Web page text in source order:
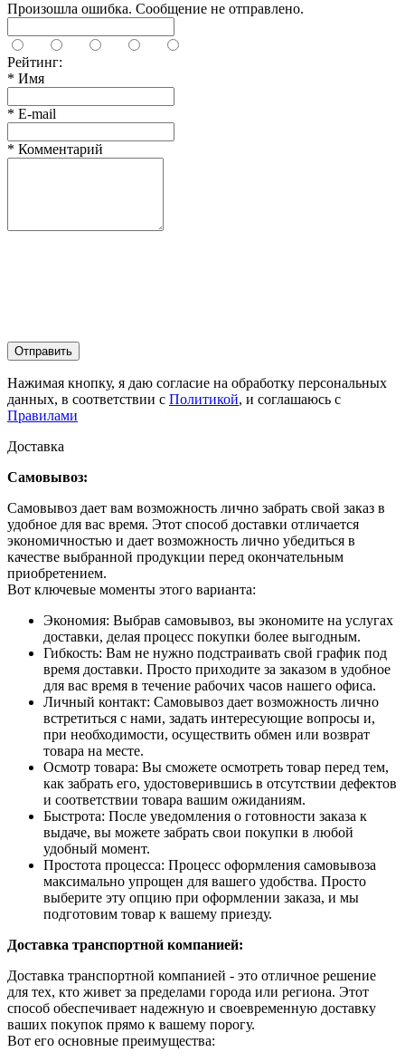
Произошла ошибка. Сообщение не отправлено.
Рейтинг:
* Имя
* E-mail
* Комментарий
Отправить
Нажимая кнопку, я даю согласие на обработку персональных
данных, в соответствии с Политикой, и соглашаюсь с
Правилами
Доставка
Самовывоз:
Самовывоз дает вам возможность лично забрать свой заказ в
удобное для вас время. Этот способ доставки отличается
экономичностью и дает возможность лично убедиться в
качестве выбранной продукции перед окончательным
приобретением.
Вот ключевые моменты этого варианта:
Экономия: Выбрав самовывоз, вы экономите на услугах
доставки, делая процесс покупки более выгодным.
Гибкость: Вам не нужно подстраивать свой график под
время доставки. Просто приходите за заказом в удобное
для вас время в течение рабочих часов нашего офиса.
Личный контакт: Самовывоз дает возможность лично
встретиться с нами, задать интересующие вопросы и,
при необходимости, осуществить обмен или возврат
товара на месте.
Осмотр товара: Вы сможете осмотреть товар перед тем,
как забрать его, удостоверившись в отсутствии дефектов
и соответствии товара вашим ожиданиям.
Быстрота: После уведомления о готовности заказа к
выдаче, вы можете забрать свои покупки в любой
удобный момент.
Простота процесса: Процесс оформления самовывоза
максимально упрощен для вашего удобства. Просто
выберите эту опцию при оформлении заказа, и мы
подготовим товар к вашему приезду.
Доставка транспортной компанией:
Доставка транспортной компанией - это отличное решение
для тех, кто живет за пределами города или региона. Этот
способ обеспечивает надежную и своевременную доставку
ваших покупок прямо к вашему порогу.
Вот его основные преимущества: